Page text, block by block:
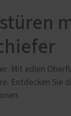
Mit edlen
Entdecken